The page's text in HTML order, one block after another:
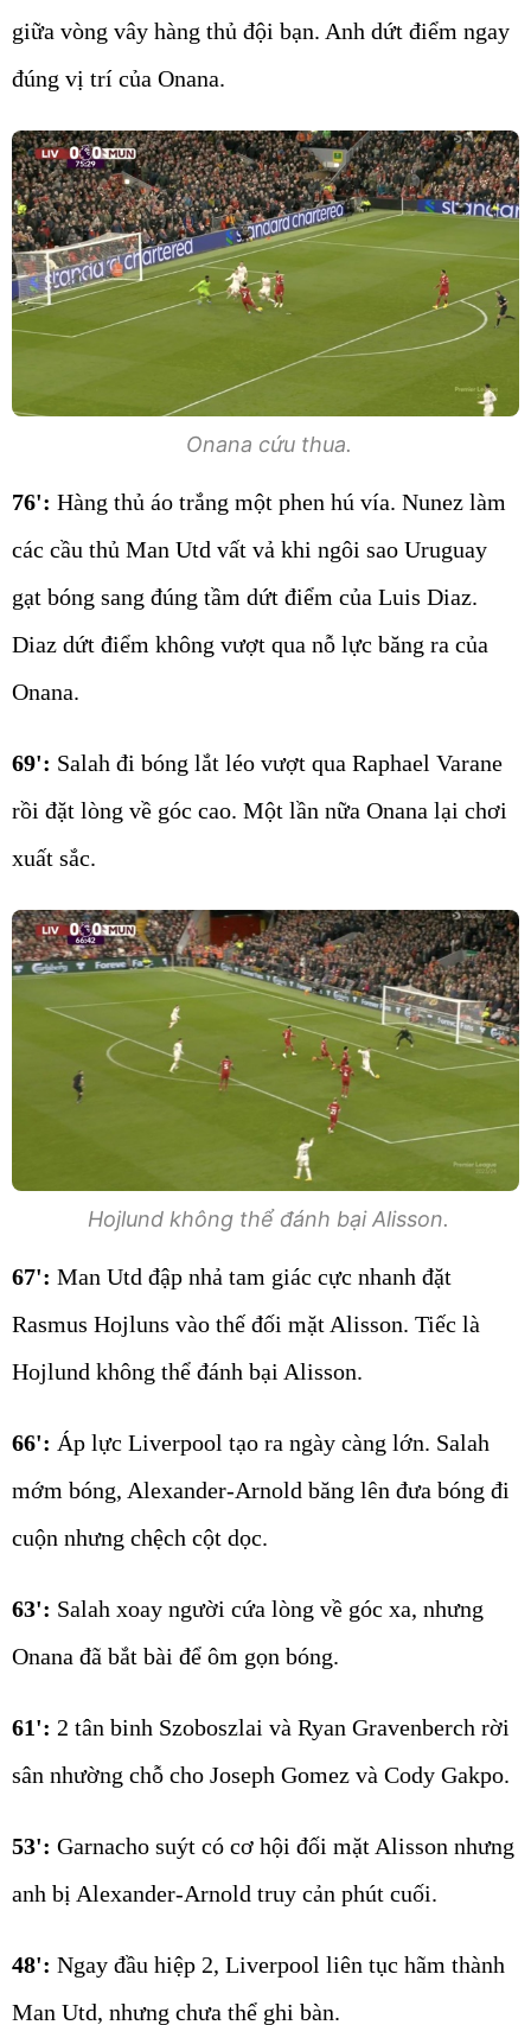
giữa vòng vây hàng thủ đội bạn. Anh dứt điểm ngay
đúng vị trí của Onana.
Onana cứu thua.
76': Hàng thủ áo trắng một phen hú vía. Nunez làm
các cầu thủ Man Utd vất vả khi ngôi sao Uruguay
gạt bóng sang đúng tầm dứt điểm của Luis Diaz.
Diaz dứt điểm không vượt qua nỗ lực băng ra của
Onana.
69': Salah đi bóng lắt léo vượt qua Raphael Varane
rồi đặt lòng về góc cao. Một lần nữa Onana lại chơi
xuất sắc.
Hojlund không thể đánh bại Alisson.
67': Man Utd đập nhả tam giác cực nhanh đặt
Rasmus Hojluns vào thế đối mặt Alisson. Tiếc là
Hojlund không thể đánh bại Alisson.
66': Áp lực Liverpool tạo ra ngày càng lớn. Salah
mớm bóng, Alexander-Arnold băng lên đưa bóng đi
cuộn nhưng chệch cột dọc.
63': Salah xoay người cứa lòng về góc xa, nhưng
Onana đã bắt bài để ôm gọn bóng.
61': 2 tân binh Szoboszlai và Ryan Gravenberch rời
sân nhường chỗ cho Joseph Gomez và Cody Gakpo.
53': Garnacho suýt có cơ hội đối mặt Alisson nhưng
anh bị Alexander-Arnold truy cản phút cuối.
48': Ngay đầu hiệp 2, Liverpool liên tục hãm thành
Man Utd, nhưng chưa thể ghi bàn.